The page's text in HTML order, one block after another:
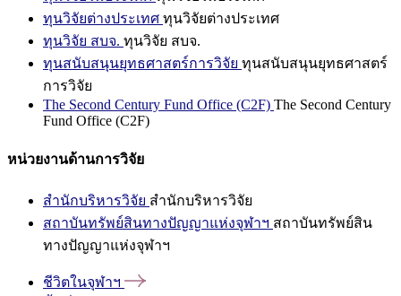
ทุนวิจัยต่างประเทศ ทุนวิจัยต่างประเทศ
ทุนวิจัย สบจ. ทุนวิจัย สบจ.
ทุนสนับสนุนยุทธศาสตร์การวิจัย ทุนสนับสนุนยุทธศาสตร์
การวิจัย
The Second Century Fund Office (C2F) The Second Century
Fund Office (C2F)
หน่วยงานด้านการวิจัย
สำนักบริหารวิจัย สำนักบริหารวิจัย
สถาบันทรัพย์สินทางปัญญาแห่งจุฬาฯ สถาบันทรัพย์สิน
ทางปัญญาแห่งจุฬาฯ
ชีวิตในจุฬาฯ